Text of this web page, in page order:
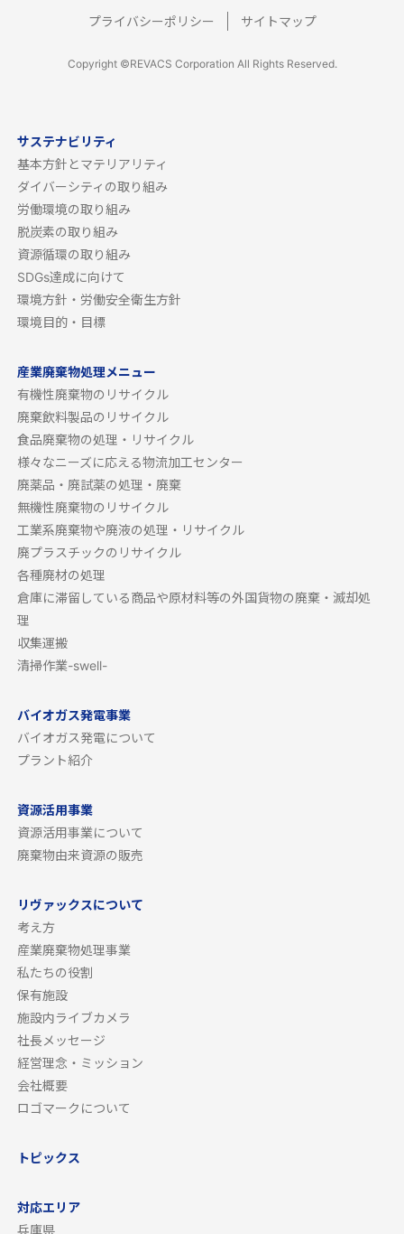
プライバシーポリシー サイトマップ
Copyright ©REVACS Corporation All Rights Reserved.
サステナビリティ
基本方針とマテリアリティ
ダイバーシティの取り組み
労働環境の取り組み
脱炭素の取り組み
資源循環の取り組み
SDGs達成に向けて
環境方針・労働安全衛生方針
環境目的・目標
産業廃棄物処理メニュー
有機性廃棄物のリサイクル
廃棄飲料製品のリサイクル
食品廃棄物の処理・リサイクル
様々なニーズに応える物流加工センター
廃薬品・廃試薬の処理・廃棄
無機性廃棄物のリサイクル
工業系廃棄物や廃液の処理・リサイクル
廃プラスチックのリサイクル
各種廃材の処理
倉庫に滞留している商品や原材料等の外国貨物の廃棄・滅却処
理
収集運搬
清掃作業-swell-
バイオガス発電事業
バイオガス発電について
プラント紹介
資源活用事業
資源活用事業について
廃棄物由来資源の販売
リヴァックスについて
考え方
産業廃棄物処理事業
私たちの役割
保有施設
施設内ライブカメラ
社長メッセージ
経営理念・ミッション
会社概要
ロゴマークについて
トピックス
対応エリア
兵庫県